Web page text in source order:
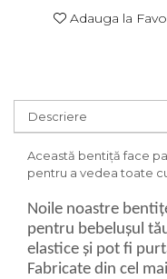
Adauga la
Descriere
Această bentiță face
pentru a vedea toate
Noile noastre
pentru bebelușul
elastice și pot fi
Fabricate din cel